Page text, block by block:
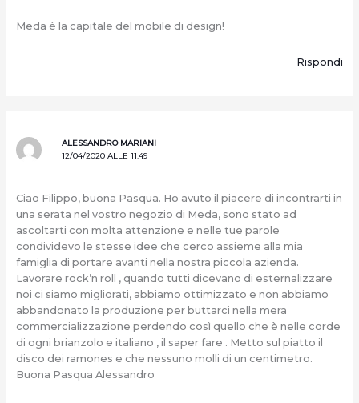
Meda è la capitale del mobile di design!
Rispondi
ALESSANDRO MARIANI
12/04/2020 ALLE 11:49
Ciao Filippo, buona Pasqua. Ho avuto il piacere di incontrarti in
una serata nel vostro negozio di Meda, sono stato ad
ascoltarti con molta attenzione e nelle tue parole
condividevo le stesse idee che cerco assieme alla mia
famiglia di portare avanti nella nostra piccola azienda.
Lavorare rock’n roll , quando tutti dicevano di esternalizzare
noi ci siamo migliorati, abbiamo ottimizzato e non abbiamo
abbandonato la produzione per buttarci nella mera
commercializzazione perdendo così quello che è nelle corde
di ogni brianzolo e italiano , il saper fare . Metto sul piatto il
disco dei ramones e che nessuno molli di un centimetro.
Buona Pasqua Alessandro